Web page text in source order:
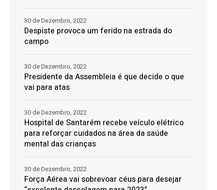
Despiste provoca um ferido na estrada do
campo
30 de Dezembro, 2022
Presidente da Assembleia é que decide o que
vai para atas
30 de Dezembro, 2022
Hospital de Santarém recebe veículo elétrico
para reforçar cuidados na área da saúde
mental das crianças
30 de Dezembro, 2022
Força Aérea vai sobrevoar céus para desejar
30 de Dezembro, 2022